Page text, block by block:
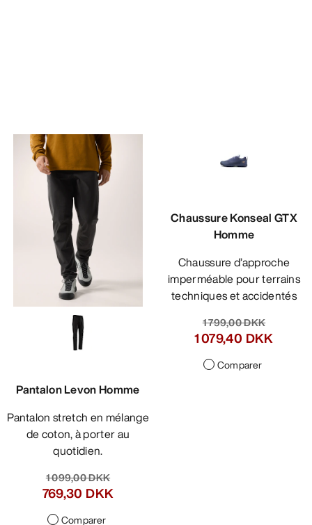
Pantalon Levon Homme
Pantalon stretch en mélange
de coton, à porter au
quotidien.
1 099,00 DKK
769,30 DKK
Comparer
Chaussure Konseal GTX
Homme
Chaussure d’approche
imperméable pour terrains
techniques et accidentés
1 799,00 DKK
1 079,40 DKK
Comparer